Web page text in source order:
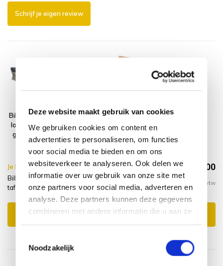
Deze website maakt gebruik van cookies
We gebruiken cookies om content en
advertenties te personaliseren, om functies
voor social media te bieden en om ons
websiteverkeer te analyseren. Ook delen we
informatie over uw gebruik van onze site met
onze partners voor social media, adverteren en
analyse. Deze partners kunnen deze gegevens
combineren met andere informatie die u aan ze
Noodzakelijk
Schrijf je eigen review
Bilbao dining hoek
loungeset 7 delig
grijs verstelbare
tafel
Montagelevering
- Extra gemak &
Je bespaart €10.00,- €3.114,00 €3.104,00
Bilbao dining hoek loungeset 7 delig grijs verstelbare
tafel + montage levering
Incl. btw
Toevoegen aan winkelwagen